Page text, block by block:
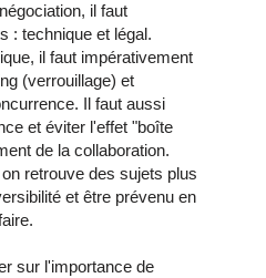
il faut
: technique et légal.
il faut impérativement
(verrouillage) et
Il faut aussi
et éviter l'effet "boîte
de la collaboration.
retrouve des sujets plus
et être prévenu en
sur l'importance de